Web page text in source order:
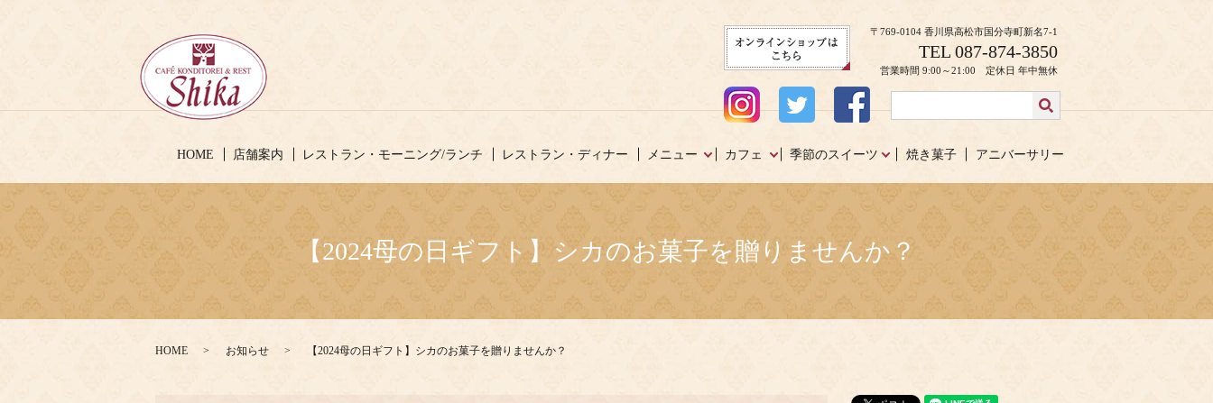
HOME 店舗案内 レストラン・モーニング/ランチ レストラン・ディナー メニュー カフェ 季節のスイーツ 焼き菓子 アニバーサリー
〒769-0104 香川県高松市国分寺町新名7-1
TEL 087-874-3850
営業時間 9:00～21:00 定休日 年中無休
【2024母の日ギフト】シカのお菓子を贈りませんか？
HOME お知らせ 【2024母の日ギフト】シカのお菓子を贈りませんか？